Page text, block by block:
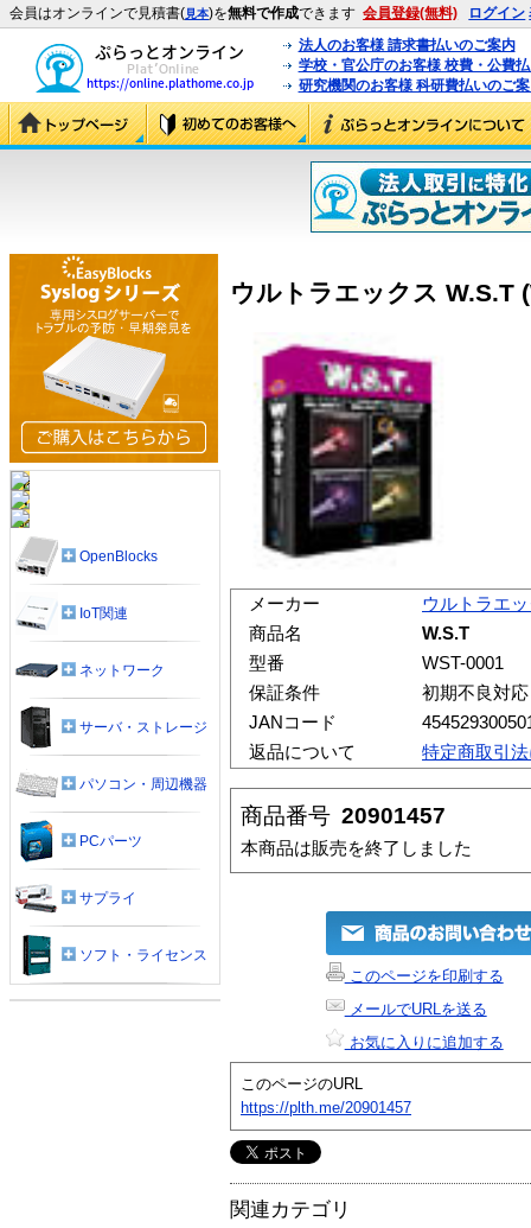
会員はオンラインで見積書(見本)を無料で作成できます 会員登録(無料) ログイン
法人のお客様 請求書払いのご案内
学校・官公庁のお客様 校費・公費
研究機関のお客様 科研費払いのご
ウルトラエックス W.S.T
メーカー
ウルトラエ
商品名
W.S.T
型番
WST-0001
保証条件
初期不良対
JANコード
返品について
特定商取引
商品番号 20901457
本商品は販売を終了しました
このページを印刷する
メールでURLを送る
お気に入りに追加する
このページのURL
https://plth.me/20901457
関連カテゴリ
OpenBlocks
IoT関連
ネットワーク
サーバ・ストレージ
パソコン・周辺機器
PCパーツ
サプライ
ソフト・ライセンス